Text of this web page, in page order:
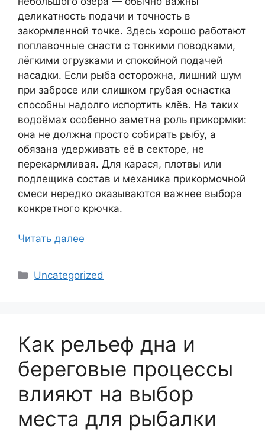
деликатность подачи и точность в
закормленной точке. Здесь хорошо работают
поплавочные снасти с тонкими поводками,
лёгкими огрузками и спокойной подачей
насадки. Если рыба осторожна, лишний шум
при забросе или слишком грубая оснастка
способны надолго испортить клёв. На таких
водоёмах особенно заметна роль прикормки:
она не должна просто собирать рыбу, а
обязана удерживать её в секторе, не
перекармливая. Для карася, плотвы или
подлещика состав и механика прикормочной
смеси нередко оказываются важнее выбора
конкретного крючка.
Читать далее
Рубрики
Uncategorized
Как рельеф дна и
береговые процессы
влияют на выбор
места для рыбалки